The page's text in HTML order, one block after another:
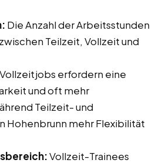
Die Anzahl der Arbeitsstunden
Teilzeit, Vollzeit und
Vollzeitjobs erfordern eine
und oft mehr
Teilzeit- und
Hohenbrunn mehr Flexibilität
Vollzeit-Trainees